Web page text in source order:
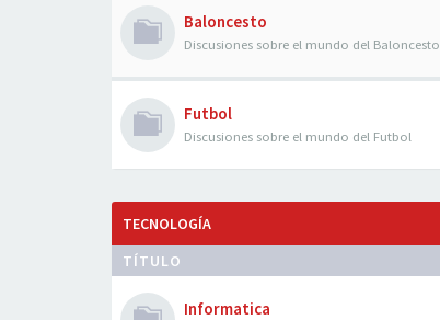
Baloncesto
Discusiones sobre el mundo del Baloncesto
Futbol
Discusiones sobre el mundo del Futbol
TECNOLOGÍA
TÍTULO
Informatica